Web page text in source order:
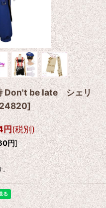
Don't be late シェリ
]
円(税別)
円]
。